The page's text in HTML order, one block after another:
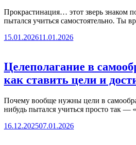
Прокрастинация… этот зверь знаком
пытался учиться самостоятельно. Ты
15.01.202611.01.2026
Целеполагание в
как ставить цели и
Почему вообще нужны цели в
нибудь пытался учиться просто так —
16.12.202507.01.2026